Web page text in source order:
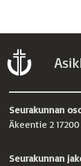
Seurakunnan
Äkeentie 2
Seurakunnan